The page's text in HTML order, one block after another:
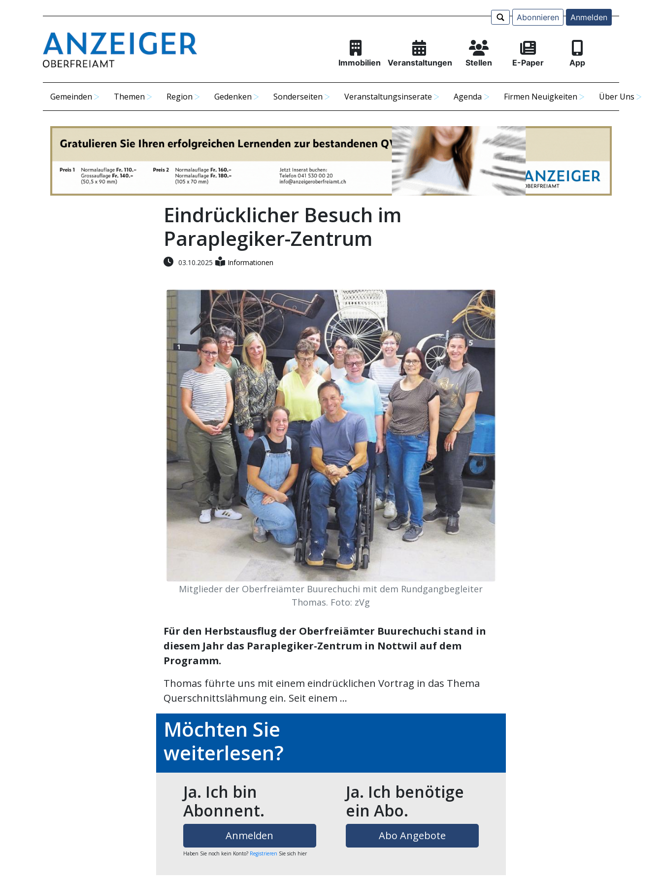
Abonnieren Anmelden
Immobilien Veranstaltungen Stellen E-Paper App
Gemeinden Themen Region Gedenken Sonderseiten Veranstaltungsinserate Agenda Firmen Neuigkeiten Über Uns
Eindrücklicher Besuch im
Paraplegiker-Zentrum
03.10.2025 Informationen
Mitglieder der Oberfreiämter Buurechuchi mit dem Rundgangbegleiter
Thomas. Foto: zVg
Für den Herbstausflug der Oberfreiämter Buurechuchi stand in
diesem Jahr das Paraplegiker-Zentrum in Nottwil auf dem
Programm.
Thomas führte uns mit einem eindrücklichen Vortrag in das Thema
Querschnittslähmung ein. Seit einem ...
Möchten Sie
weiterlesen?
Ja. Ich bin
Abonnent.
Anmelden
Haben Sie noch kein Konto?Registrieren Sie sich hier
Ja. Ich benötige
ein Abo.
Abo Angebote